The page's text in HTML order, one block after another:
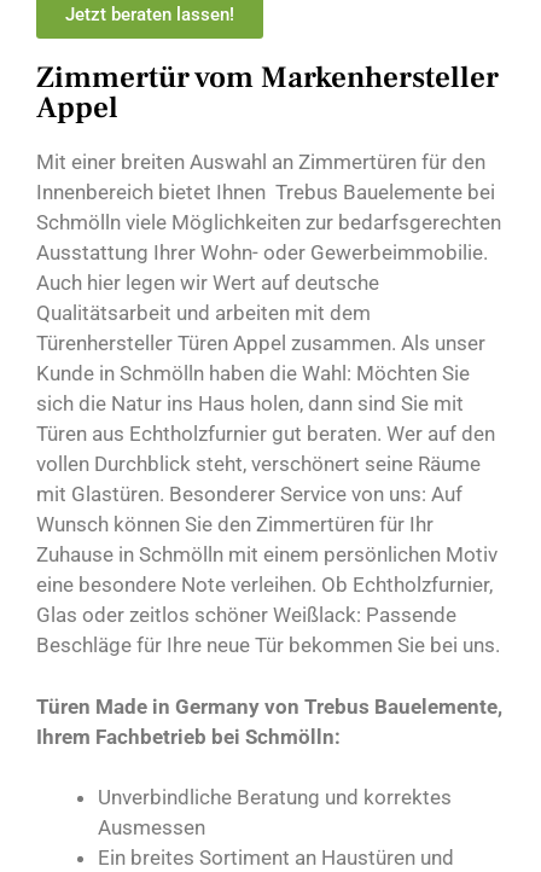
Jetzt beraten lassen!
Zimmertür vom Markenhersteller
Appel
Mit einer breiten Auswahl an Zimmertüren für den
Innenbereich bietet Ihnen Trebus Bauelemente bei
Schmölln viele Möglichkeiten zur bedarfsgerechten
Ausstattung Ihrer Wohn- oder Gewerbeimmobilie.
Auch hier legen wir Wert auf deutsche
Qualitätsarbeit und arbeiten mit dem
Türenhersteller Türen Appel zusammen. Als unser
Kunde in Schmölln haben die Wahl: Möchten Sie
sich die Natur ins Haus holen, dann sind Sie mit
Türen aus Echtholzfurnier gut beraten. Wer auf den
vollen Durchblick steht, verschönert seine Räume
mit Glastüren. Besonderer Service von uns: Auf
Wunsch können Sie den Zimmertüren für Ihr
Zuhause in Schmölln mit einem persönlichen Motiv
eine besondere Note verleihen. Ob Echtholzfurnier,
Glas oder zeitlos schöner Weißlack: Passende
Beschläge für Ihre neue Tür bekommen Sie bei uns.
Türen Made in Germany von Trebus Bauelemente,
Ihrem Fachbetrieb bei Schmölln:
Unverbindliche Beratung und korrektes
Ausmessen
Ein breites Sortiment an Haustüren und